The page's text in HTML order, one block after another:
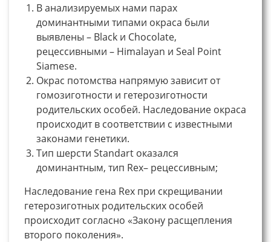
В анализируемых нами парах
доминантными типами окраса были
выявлены – Black и Chocolate,
рецессивными – Himalayan и Seal Point
Siamese.
Окрас потомства напрямую зависит от
гомозиготности и гетерозиготности
родительских особей. Наследование окраса
происходит в соответствии с известными
законами генетики.
Тип шерсти Standart оказался
доминантным, тип Rex– рецессивным;
Наследование гена Rex при скрещивании
гетерозиготных родительских особей
происходит согласно «Закону расщепления
второго поколения».